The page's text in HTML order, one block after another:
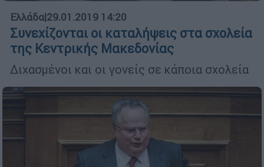
Ελλάδα|29.01.2019 14:20
Συνεχίζονται οι καταλήψεις στα σχολεία
της Κεντρικής Μακεδονίας
Διχασμένοι και οι γονείς σε κάποια σχολεία